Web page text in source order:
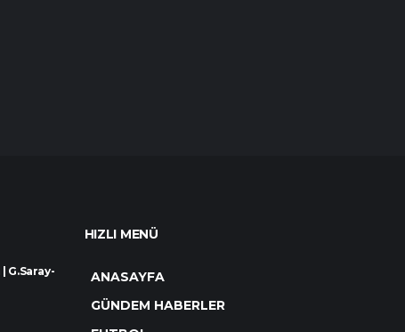
G.Saray-
HIZLI MENÜ
ANASAYFA
GÜNDEM HABERLER